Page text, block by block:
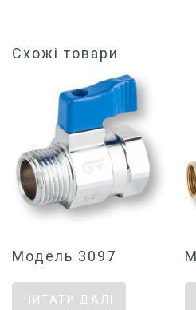
Схожі товари
Модель 3097
ЧИТАТИ ДАЛІ